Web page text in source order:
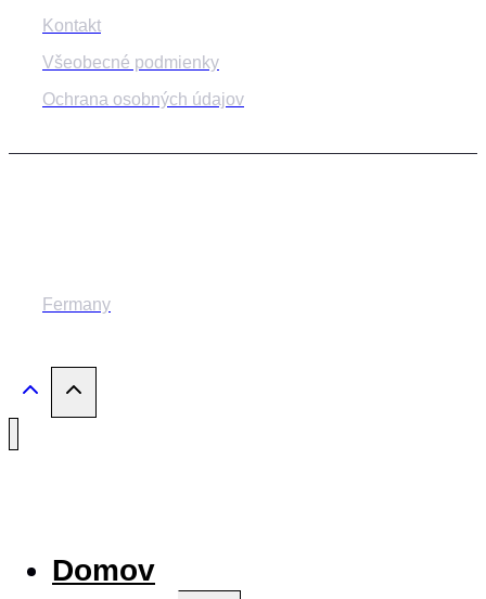
Kontakt
Všeobecné podmienky
Ochrana osobných údajov
Fermany
Domov